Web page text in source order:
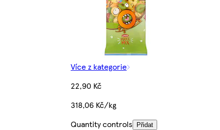
Více z kategorie
22,90 Kč
318,06 Kč/kg
Quantity controls
Přidat